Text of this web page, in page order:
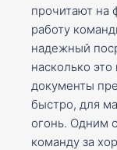
прочитают на
работу
надежный
насколько
документы
быстро, для
огонь. Одним
команду за